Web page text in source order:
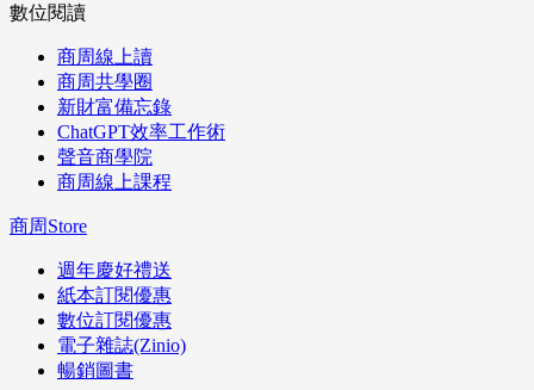
數位閱讀
商周線上讀
商周共學圈
新財富備忘錄
ChatGPT效率工作術
聲音商學院
商周線上課程
商周Store
週年慶好禮送
紙本訂閱優惠
數位訂閱優惠
電子雜誌(Zinio)
暢銷圖書